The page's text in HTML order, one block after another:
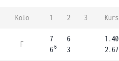
Kolo 1 2 3 Kurs
F
7
66
6
3
1.40
2.67